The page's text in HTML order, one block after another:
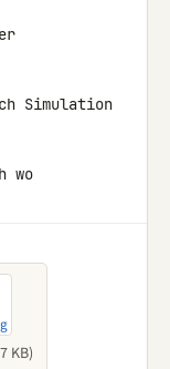
Simulation
wo
KB)